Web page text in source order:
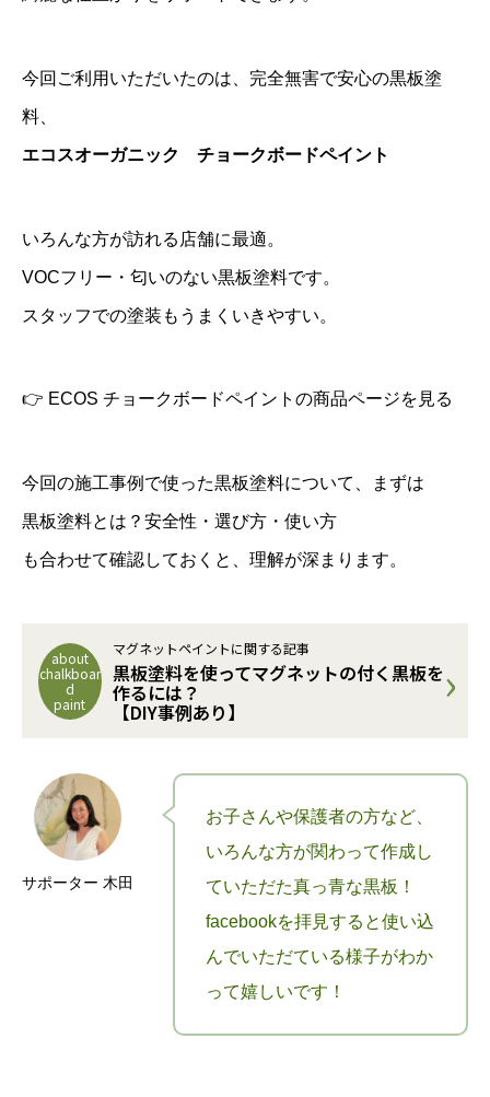
今回ご利用いただいたのは、完全無害で安心の黒板塗
料、
エコスオーガニック チョークボードペイント
いろんな方が訪れる店舗に最適。
VOCフリー・匂いのない黒板塗料です。
スタッフでの塗装もうまくいきやすい。
👉 ECOS チョークボードペイントの商品ページを見る
今回の施工事例で使った黒板塗料について、まずは
黒板塗料とは？安全性・選び方・使い方
も合わせて確認しておくと、理解が深まります。
about
chalkboar
d
paint
マグネットペイントに関する記事
黒板塗料を使ってマグネットの付く黒板を
作るには？
【DIY事例あり】 ›
サポーター 木田
お子さんや保護者の方など、
いろんな方が関わって作成し
ていただた真っ青な黒板！
facebookを拝見すると使い込
んでいただている様子がわか
って嬉しいです！